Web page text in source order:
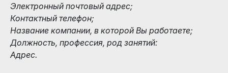
Электронный почтовый адрес;
Контактный телефон;
Название компании, в которой Вы работаете;
Должность, профессия, род занятий:
Адрес.